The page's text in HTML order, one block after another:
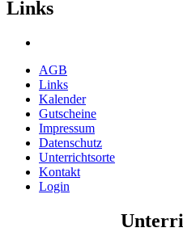
Links
AGB
Links
Kalender
Gutscheine
Impressum
Datenschutz
Unterrichtsorte
Kontakt
Login